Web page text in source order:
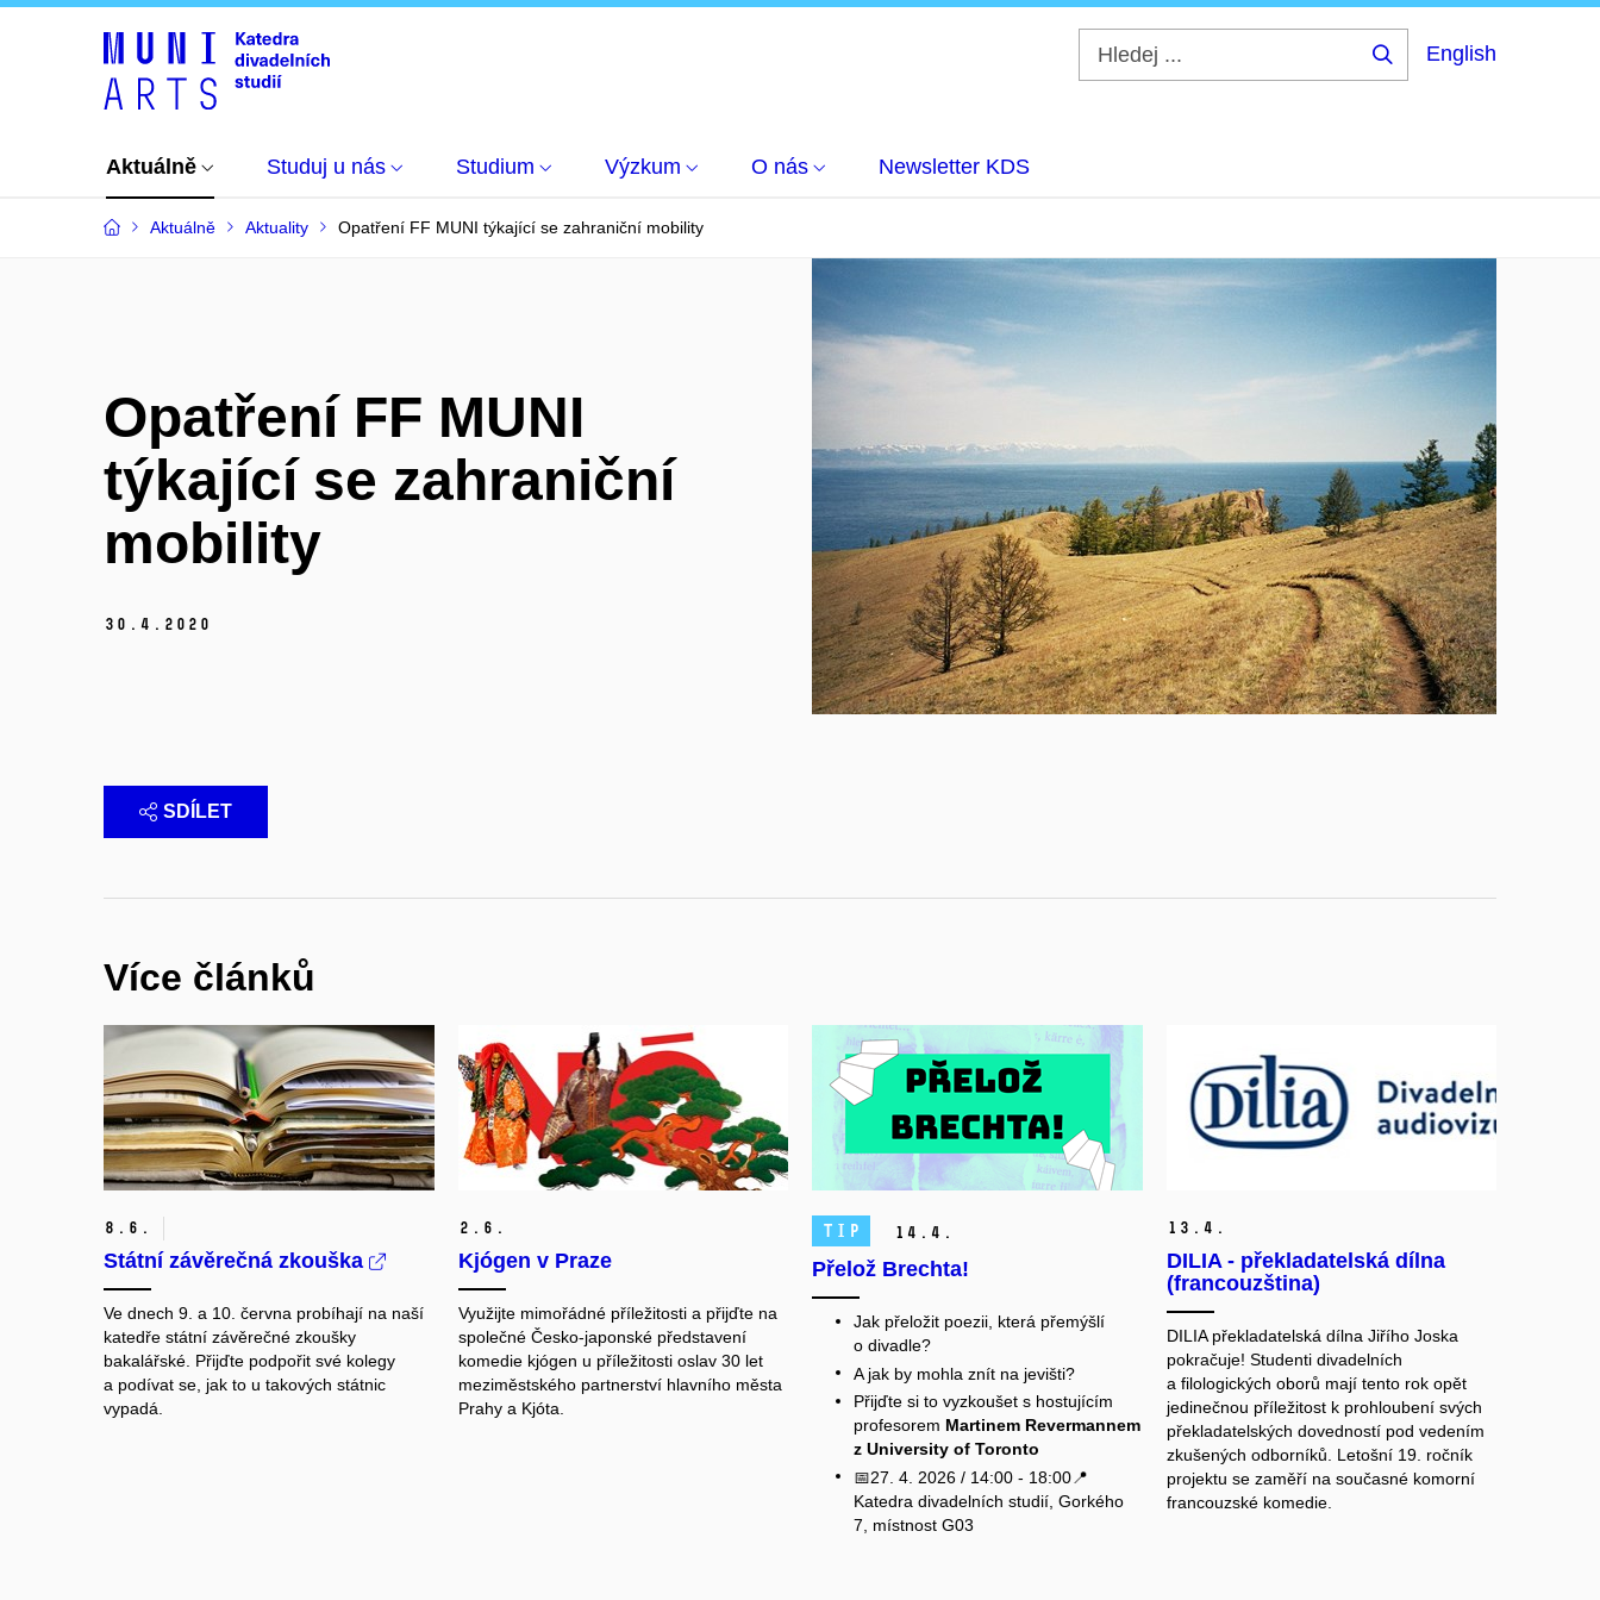
English
Aktuálně Studuj u nás Studium Výzkum O nás Newsletter KDS
Aktuálně Aktuality Opatření FF MUNI týkající se zahraniční mobility
Opatření FF MUNI
týkající se zahraniční
mobility
30. 4. 2020
SDÍLET
Více článků
8. 6.
Státní závěrečná zkouška
Ve dnech 9. a 10. června probíhají na naší
katedře státní závěrečné zkoušky
bakalářské. Přijďte podpořit své kolegy
a podívat se, jak to u takových státnic
vypadá.
2. 6.
Kjógen v Praze
Využijte mimořádné příležitosti a přijďte na
společné Česko-japonské představení
komedie kjógen u příležitosti oslav 30 let
meziměstského partnerství hlavního města
Prahy a Kjóta.
TIP 14. 4.
Přelož Brechta!
Jak přeložit poezii, která přemýšlí
o divadle?
A jak by mohla znít na jevišti?
Přijďte si to vyzkoušet s hostujícím
profesorem Martinem Revermannem
z University of Toronto
📅27. 4. 2026 / 14:00 - 18:00📍
Katedra divadelních studií, Gorkého
7, místnost G03
13. 4.
DILIA - překladatelská dílna
(francouzština)
DILIA překladatelská dílna Jiřího Joska
pokračuje! Studenti divadelních
a filologických oborů mají tento rok opět
jedinečnou příležitost k prohloubení svých
překladatelských dovedností pod vedením
zkušených odborníků. Letošní 19. ročník
projektu se zaměří na současné komorní
francouzské komedie.